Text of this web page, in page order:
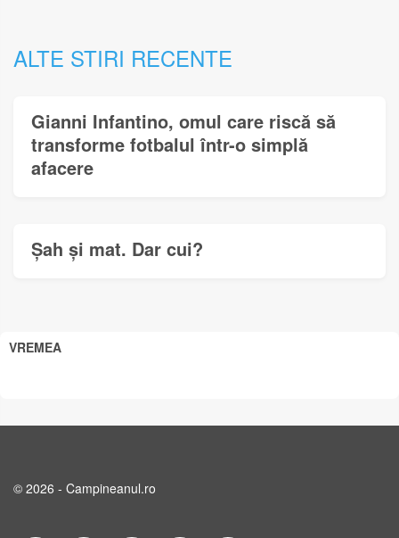
ALTE STIRI RECENTE
Gianni Infantino, omul care riscă să
transforme fotbalul într-o simplă
afacere
Șah și mat. Dar cui?
VREMEA
© 2026 - Campineanul.ro